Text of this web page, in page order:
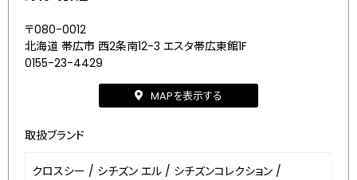
〒080-0012
北海道 帯広市 西2条南12-3 エスタ帯広東館1F
0155-23-4429
MAPを表示する
取扱ブランド
クロスシー / シチズン エル / シチズンコレクション /